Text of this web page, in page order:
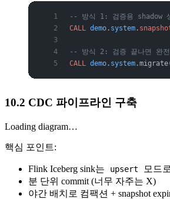
-- 방식 1: 검증용 shadow
CALL demo . system .
-- 방식 2: 검증 끝나면 완
CALL demo . system
10.2 CDC 파이프라인 구축
Loading diagram…
핵심 포인트:
Flink Iceberg sink는 upsert
모드
분 단위 commit (너무 자주는 X)
야간 배치로 컴팩션 + snapshot